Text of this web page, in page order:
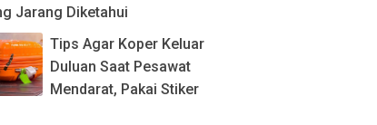
Jarang Diketahui
Tips Agar Koper Keluar
Duluan Saat Pesawat
Mendarat, Pakai Stiker